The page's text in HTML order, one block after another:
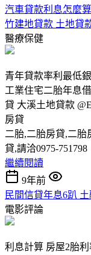
汽車貸款利息怎麼
竹建地貸款 土地貸
醫療保健
青年貸款率利最低
工業住宅二胎年息
貸 大溪土地貸款
房貸
二胎,二胎房貸,二胎
貸,請洽0975-751798
繼續閱讀
9年前
民間信貸年息6趴
電影評論
利息計算 房屋2胎